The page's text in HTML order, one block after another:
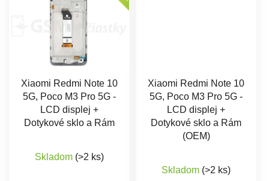
Xiaomi Redmi Note 10
5G, Poco M3 Pro 5G -
LCD displej +
Dotykové sklo a Rám
Skladom (>2 ks)
Xiaomi Redmi Note 10
5G, Poco M3 Pro 5G -
LCD displej +
Dotykové sklo a Rám
(OEM)
Skladom (>2 ks)